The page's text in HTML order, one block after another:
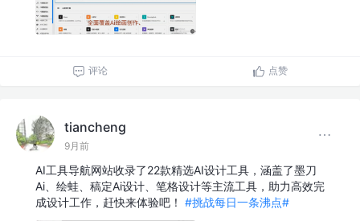
评论 点赞
tiancheng
9月前
AI工具导航网站收录了22款精选AI设计工具，涵盖了墨刀
Ai、绘蛙、稿定Ai设计、笔格设计等主流工具，助力高效完
成设计工作，赶快来体验吧！ #挑战每日一条沸点#